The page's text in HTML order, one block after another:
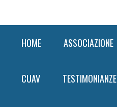
HOME ASSOCIAZIONE
CUAV TESTIMONIANZE